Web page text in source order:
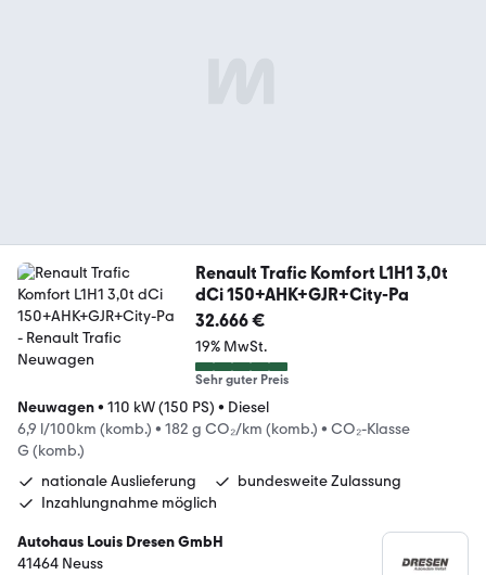
Renault Trafic Komfort L1H1 3,0t
dCi 150+AHK+GJR+City-Pa
32.666 €
19% MwSt.
Sehr guter Preis
Neuwagen• 110 kW (150 PS) • Diesel
6,9 l/100km (komb.) • 182 g CO₂/km (komb.) • CO₂-Klasse
G (komb.)
nationale Auslieferung
bundesweite Zulassung
Inzahlungnahme möglich
Autohaus Louis Dresen GmbH
41464 Neuss